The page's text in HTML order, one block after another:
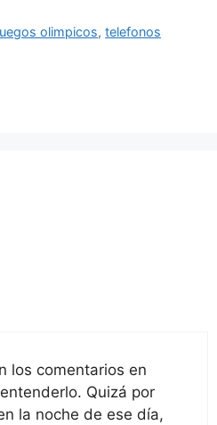
olimpicos,telefonos
los comentarios en
Quizá por
la noche de ese día,